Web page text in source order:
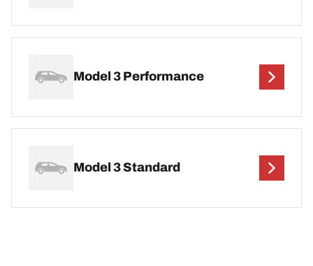
Model 3 Performance
Model 3 Standard